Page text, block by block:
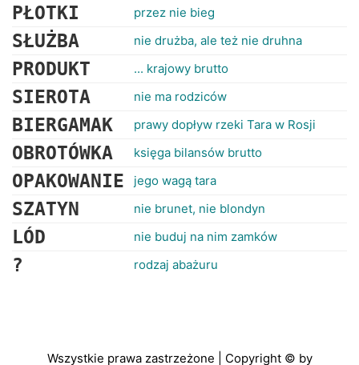
PŁOTKI przez nie bieg
SŁUŻBA nie drużba, ale też nie druhna
PRODUKT ... krajowy brutto
SIEROTA nie ma rodziców
BIERGAMAK prawy dopływ rzeki Tara w Rosji
OBROTÓWKA księga bilansów brutto
OPAKOWANIE jego wagą tara
SZATYN nie brunet, nie blondyn
LÓD nie buduj na nim zamków
? rodzaj abażuru
Wszystkie prawa zastrzeżone | Copyright © by